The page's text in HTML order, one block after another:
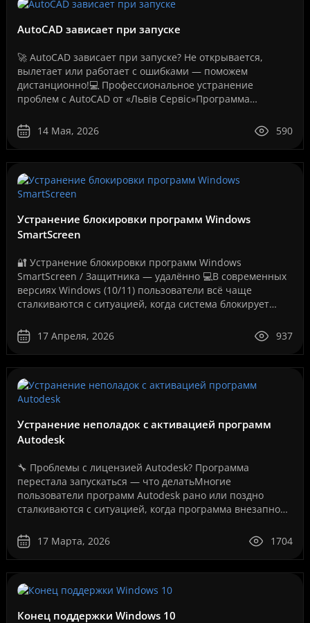
AutoCAD зависает при запуске
🚀 AutoCAD зависает при запуске? Не открывается,
вылетает или работает с ошибками — поможем
дистанционно!💻 Профессиональное устранение
проблем с AutoCAD от «Львів Сервіс»Программа
архитекторов, дизайнеров,..
14 Мая, 2026 590
Устранение блокировки программ Windows
SmartScreen
🔐 Устранение блокировки программ Windows
SmartScreen / Защитника — удалённо 💻В современных
версиях Windows (10/11) пользователи всё чаще
сталкиваются с ситуацией, когда система блокирует
Как на вашем ..
17 Апреля, 2026 937
Устранение неполадок с активацией программ
Autodesk
🔧 Проблемы с лицензией Autodesk? Программа
перестала запускаться — что делатьМногие
пользователи программ Autodesk рано или поздно
сталкиваются с ситуацией, когда программа внезапно
ошибке лицензии.Эт..
17 Марта, 2026 1704
Конец поддержки Windows 10